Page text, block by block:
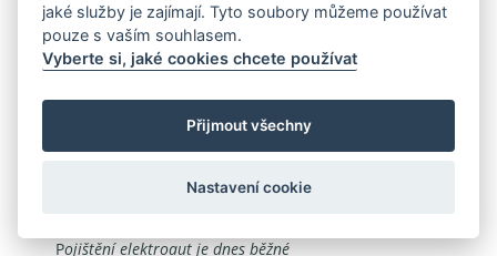
Zvláště pozoruhodné jsou výsledky tabulky
pojištěných elektroaut v roce 2023, která jasně
přináší nový pohled na konkurenci v
uživatelé si stále více vybírají menší elektrovozy.
Pojištění elektroaut je dnes běžné
jaké služby je zajímají. Tyto soubory můžeme používat
pouze s vaším souhlasem.
Vyberte si, jaké cookies chcete používat
Přijmout všechny
Nastavení cookie